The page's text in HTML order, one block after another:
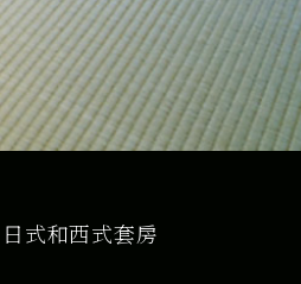
日式和西式套房